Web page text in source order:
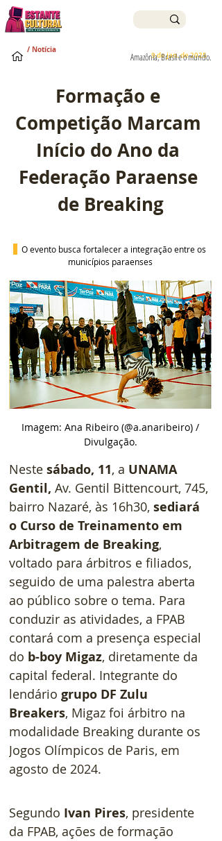
9 de jan. de 2025
Amazônia, Brasil e o mundo.
/ Notícia
Formação e
Competição Marcam
Início do Ano da
Federação Paraense
de Breaking
O evento busca fortalecer a integração entre os
municípios paraenses
Imagem: Ana Ribeiro (@a.anaribeiro) /
Divulgação.
Neste sábado, 11, a UNAMA
Gentil, Av. Gentil Bittencourt, 745,
bairro Nazaré, às 16h30, sediará
o Curso de Treinamento em
Arbitragem de Breaking,
voltado para árbitros e filiados,
seguido de uma palestra aberta
ao público sobre o tema. Para
conduzir as atividades, a FPAB
contará com a presença especial
do b-boy Migaz, diretamente da
capital federal. Integrante do
lendário grupo DF Zulu
Breakers, Migaz foi árbitro na
modalidade Breaking durante os
Jogos Olímpicos de Paris, em
agosto de 2024.
Segundo Ivan Pires, presidente
da FPAB, ações de formação